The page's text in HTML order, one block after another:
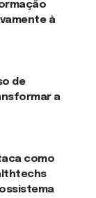
à
de
a
como